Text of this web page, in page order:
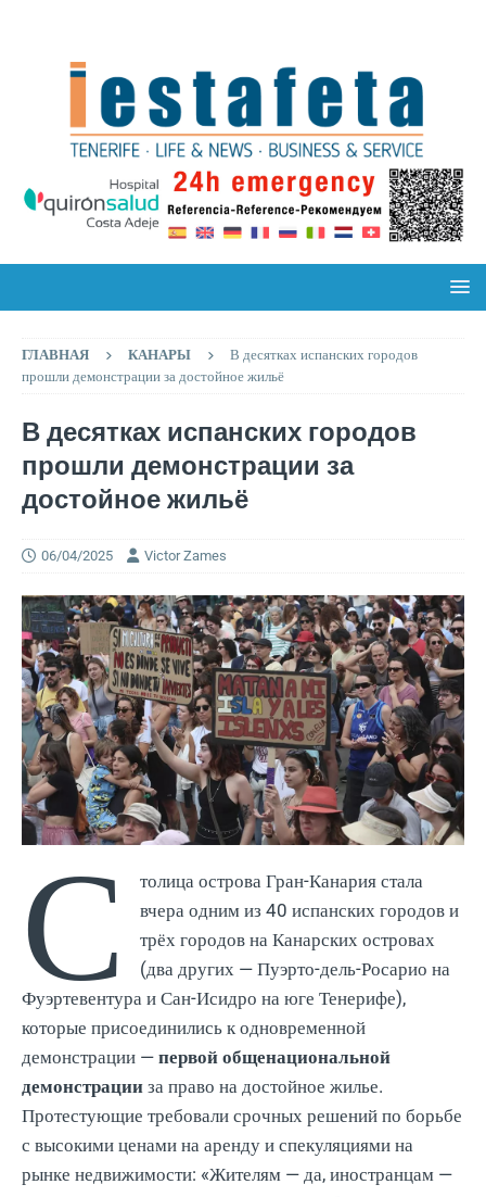
ГЛАВНАЯ КАНАРЫ
В десятках испанских городов
прошли демонстрации за достойное жильё
В десятках испанских городов
прошли демонстрации за
достойное жильё
06/04/2025 Victor Zames
С
толица острова Гран-Канария стала
вчера одним из 40 испанских городов и
трёх городов на Канарских островах
(два других — Пуэрто-дель-Росарио на
Фуэртевентура и Сан-Исидро на юге Тенерифе),
которые присоединились к одновременной
демонстрации — первой общенациональной
демонстрации за право на достойное жилье.
Протестующие требовали срочных решений по борьбе
с высокими ценами на аренду и спекуляциями на
рынке недвижимости: «Жителям — да, иностранцам —